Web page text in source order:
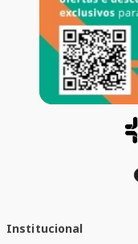
Institucional